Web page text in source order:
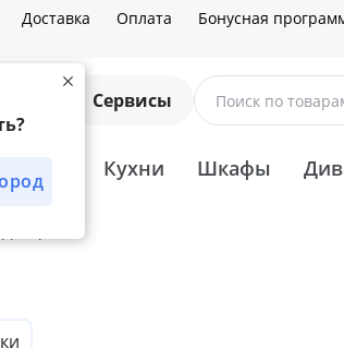
Доставка Оплата Бонусная
Сервисы Поиск по
Кухни Шкафы